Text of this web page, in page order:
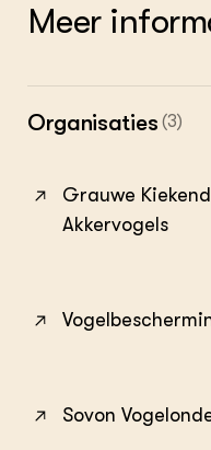
Meer
Organisaties (3)
Grauwe
Akkervogels
Sovon